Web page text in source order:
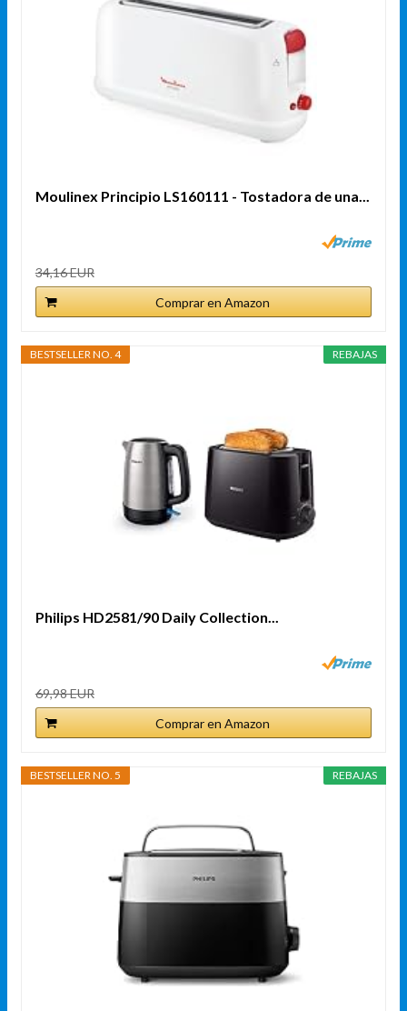
Moulinex Principio LS160111 - Tostadora de una...
34,16 EUR
Comprar en Amazon
REBAJAS
BESTSELLER NO. 4
Philips HD2581/90 Daily Collection...
69,98 EUR
Comprar en Amazon
REBAJAS
BESTSELLER NO. 5